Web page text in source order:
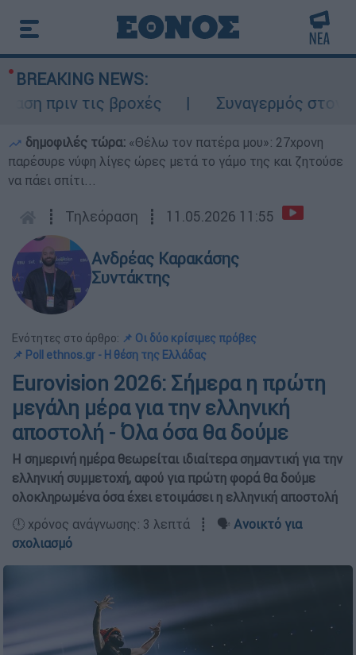
BREAKING NEWS:
τις βροχές
Συναγερμός στον
δημοφιλές τώρα: «Θέλω τον πατέρα μου»: 27χρονη
παρέσυρε νύφη λίγες ώρες μετά το γάμο της και ζητούσε
να πάει σπίτι...
┋ Τηλεόραση ┋ 11.05.2026 11:55
Ανδρέας Καρακάσης
Συντάκτης
Ενότητες στο άρθρο: 📌 Οι δύο κρίσιμες πρόβες
📌 Poll ethnos.gr - Η θέση της Ελλάδας
Eurovision 2026: Σήμερα η πρώτη
μεγάλη μέρα για την ελληνική
αποστολή - Όλα όσα θα δούμε
Η σημερινή ημέρα θεωρείται ιδιαίτερα σημαντική για την
ελληνική συμμετοχή, αφού για πρώτη φορά θα δούμε
ολοκληρωμένα όσα έχει ετοιμάσει η ελληνική αποστολή
🕛 χρόνος ανάγνωσης: 3 λεπτά ┋ 🗣️ Ανοικτό για
σχολιασμό